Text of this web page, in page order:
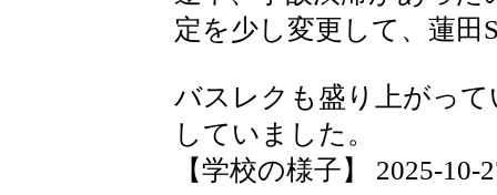
定を少し変更して、蓮
バスレクも盛り上がっ
していました。
【学校の様子】 2025-10-